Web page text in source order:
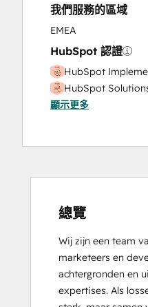
Sales Enablement
Search Engine
Social Media
Video Production
Website Design
Website
Website Migration
我們服務的區域
EMEA
HubSpot 認證
HubSpot
HubSpot
顯示更多
總覽
Wij zijn een team
marketeers en
achtergronden en
expertises. Als